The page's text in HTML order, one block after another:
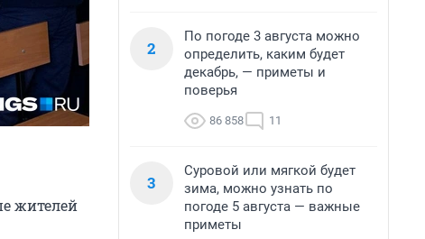
жителей
2
По погоде 3 августа можно
определить, каким будет
декабрь, — приметы и
поверья
86 858 11
3
Суровой или мягкой будет
зима, можно узнать по
погоде 5 августа — важные
приметы